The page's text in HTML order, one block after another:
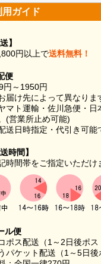
用ガイド
】
円以上で送料無料！
便
円～1950円
届け先によって異なりま
マト運輸・佐川急便・日
(営業所止め可能)
送日時指定・代引き可能
時間】
時間帯をご指定いただけ
ル便
ポス配送（1～2日後ポ
パケット配送（1～5日